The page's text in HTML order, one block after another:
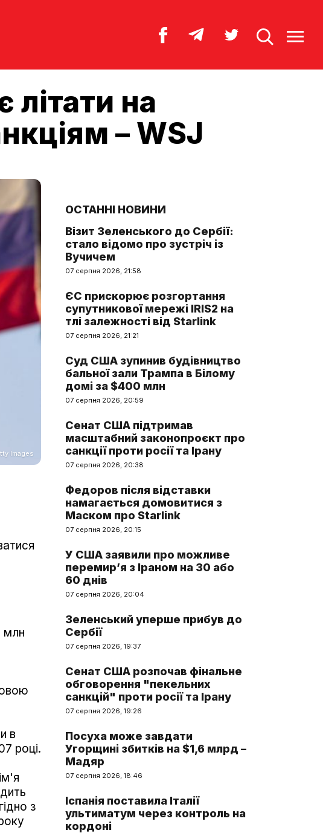
на
– WSJ
Images
млн
в
році.
з
ОСТАННІ НОВИНИ
Візит Зеленського до Сербії:
стало відомо про зустріч із
Вучичем
07 серпня 2026, 21:58
ЄС прискорює розгортання
супутникової мережі IRIS2 на
тлі залежності від Starlink
07 серпня 2026, 21:21
Суд США зупинив будівництво
бальної зали Трампа в Білому
домі за $400 млн
07 серпня 2026, 20:59
Сенат США підтримав
масштабний законопроєкт про
санкції проти росії та Ірану
07 серпня 2026, 20:38
Федоров після відставки
намагається домовитися з
Маском про Starlink
07 серпня 2026, 20:15
У США заявили про можливе
перемир’я з Іраном на 30 або
60 днів
07 серпня 2026, 20:04
Зеленський уперше прибув до
Сербії
07 серпня 2026, 19:37
Сенат США розпочав фінальне
обговорення "пекельних
санкцій" проти росії та Ірану
07 серпня 2026, 19:26
Посуха може завдати
Угорщині збитків на $1,6 млрд –
Мадяр
07 серпня 2026, 18:46
Іспанія поставила Італії
ультиматум через контроль на
кордоні